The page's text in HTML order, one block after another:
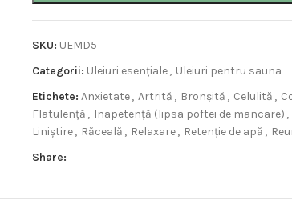
SKU: UEMD5
Categorii: Uleiuri esențiale, Uleiuri pentru sauna
Etichete: Anxietate, Artrită , Bronșită , Celulită ,
Flatulență , Inapetență (lipsa poftei de mancare) ,
Liniștire, Răceală , Relaxare, Retenție de apă ,
Share: